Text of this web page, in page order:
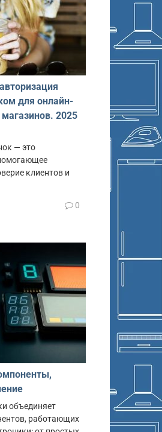
для онлайн-
2025
— это
клиентов и
0
объединяет
работающих